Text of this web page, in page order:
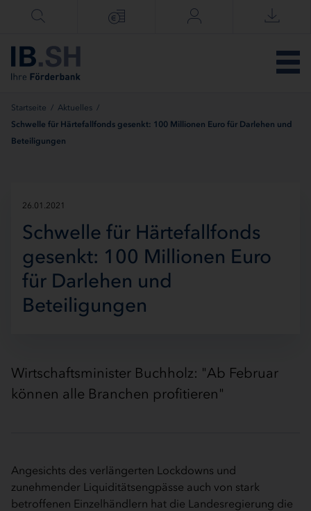
Menü überspringen
Startseite / Aktuelles /
Schwelle für Härtefallfonds gesenkt: 100 Millionen Euro für Darlehen und
Beteiligungen
26.01.2021
Schwelle für Härtefallfonds
gesenkt: 100 Millionen Euro
für Darlehen und
Beteiligungen
Wirtschaftsminister Buchholz: "Ab Februar
können alle Branchen profitieren"
Angesichts des verlängerten Lockdowns und
zunehmender Liquiditätsengpässe auch von stark
betroffenen Einzelhändlern hat die Landesregierung die